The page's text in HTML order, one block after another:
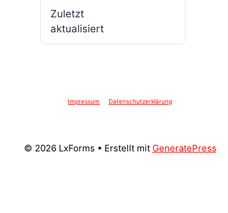
Zuletzt
aktualisiert
Impressum Datenschutzerklärung
© 2026 LxForms • Erstellt mit GeneratePress